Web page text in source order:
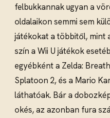
felbukkannak ugyan a
oldalaikon semmi sem
játékokat a többitől, mint
szín a Wii U játékok
egyébként a Zelda:
Splatoon 2, és a Mario
láthatóak. Bár a
okés, az azonban fura